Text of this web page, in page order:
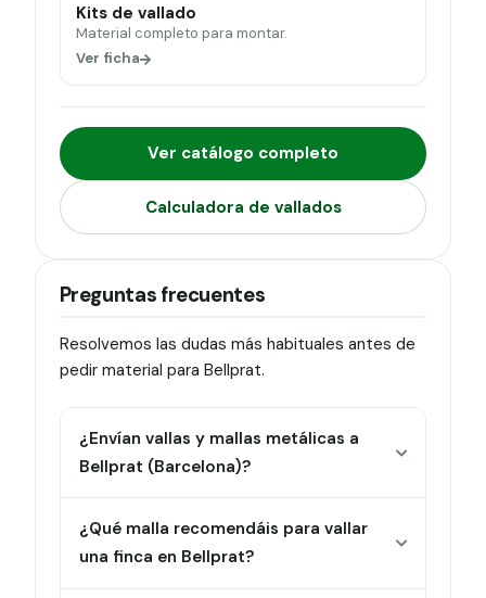
Kits de vallado
Material completo para montar.
Ver ficha
Ver catálogo completo
Calculadora de vallados
Preguntas frecuentes
Resolvemos las dudas más habituales antes de
pedir material para Bellprat.
¿Envían vallas y mallas metálicas a
Bellprat (Barcelona)?
¿Qué malla recomendáis para vallar
una finca en Bellprat?